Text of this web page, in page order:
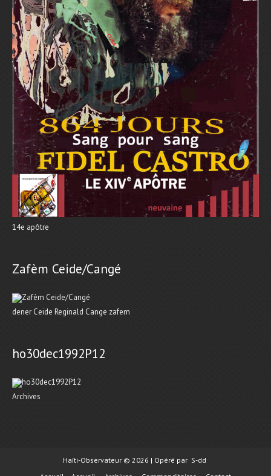
14e apôtre
Zafèm Ceide/Cangé
dener Ceide Reginald Cange zafem
ho30dec1992P12
Archives
Haïti-Observateur © 2026 | Opéré par S-dd